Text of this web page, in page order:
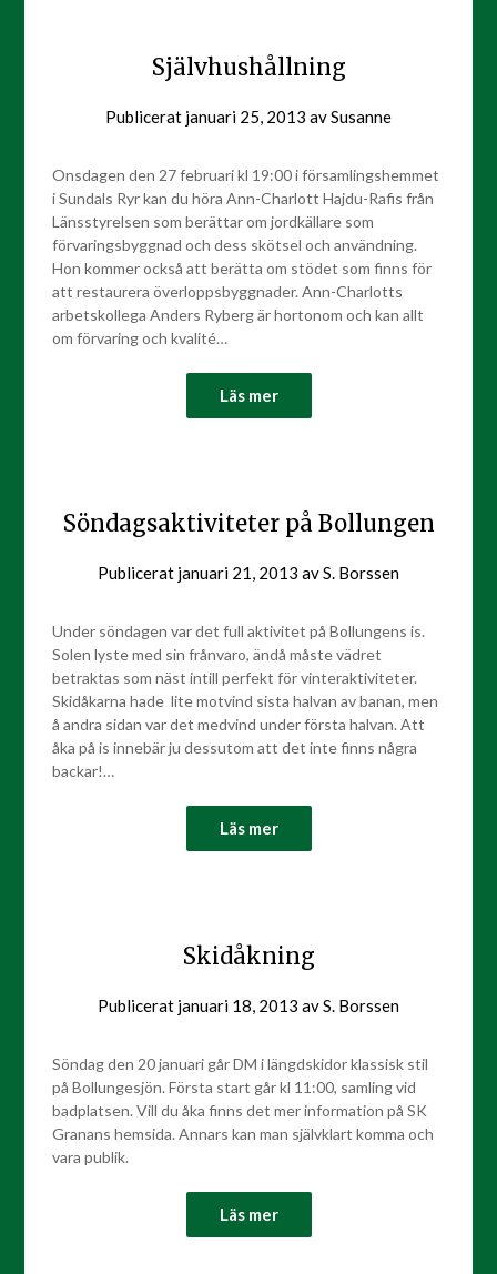
Självhushållning
Publicerat januari 25, 2013 avSusanne
Onsdagen den 27 februari kl 19:00 i församlingshemmet
i Sundals Ryr kan du höra Ann-Charlott Hajdu-Rafis från
Länsstyrelsen som berättar om jordkällare som
förvaringsbyggnad och dess skötsel och användning.
Hon kommer också att berätta om stödet som finns för
att restaurera överloppsbyggnader. Ann-Charlotts
arbetskollega Anders Ryberg är hortonom och kan allt
om förvaring och kvalité…
Läs mer
Söndagsaktiviteter på Bollungen
Publicerat januari 21, 2013 avS. Borssen
Under söndagen var det full aktivitet på Bollungens is.
Solen lyste med sin frånvaro, ändå måste vädret
betraktas som näst intill perfekt för vinteraktiviteter.
Skidåkarna hade lite motvind sista halvan av banan, men
å andra sidan var det medvind under första halvan. Att
åka på is innebär ju dessutom att det inte finns några
backar!…
Läs mer
Skidåkning
Publicerat januari 18, 2013 avS. Borssen
Söndag den 20 januari går DM i längdskidor klassisk stil
på Bollungesjön. Första start går kl 11:00, samling vid
badplatsen. Vill du åka finns det mer information på SK
Granans hemsida. Annars kan man självklart komma och
vara publik.
Läs mer